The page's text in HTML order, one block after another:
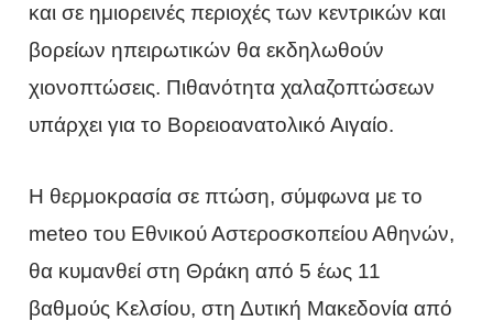
και σε ημιορεινές περιοχές των κεντρικών και
βορείων ηπειρωτικών θα εκδηλωθούν
χιονοπτώσεις. Πιθανότητα χαλαζοπτώσεων
υπάρχει για το Βορειοανατολικό Αιγαίο.
Η θερμοκρασία σε πτώση, σύμφωνα με το
meteo του Εθνικού Αστεροσκοπείου Αθηνών,
θα κυμανθεί στη Θράκη από 5 έως 11
βαθμούς Κελσίου, στη Δυτική Μακεδονία από